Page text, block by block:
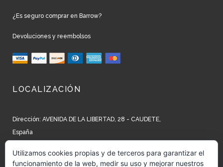
¿Es seguro comprar en Barrow?
Devoluciones y reembolsos
LOCALIZACIÓN
Dirección: AVENIDA DE LA LIBERTAD, 28 - CAUDETE,
España
Teléfono: +34 965 827 250
Utilizamos cookies propias y de terceros para garantizar el
funcionamiento de la web, medir su uso y mejorar nuestros